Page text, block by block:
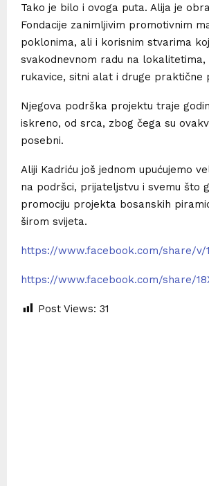
Tako je bilo i ovoga puta. Alija je
Fondacije zanimljivim promotivnim
poklonima, ali i korisnim stvarima
svakodnevnom radu na lokalitetima,
rukavice, sitni alat i druge praktične
Njegova podrška projektu traje
iskreno, od srca, zbog čega su
posebni.
Aliji Kadriću još jednom upućujemo
na podršci, prijateljstvu i svemu što
promociju projekta bosanskih
širom svijeta.
https://www.facebook.com/share/v/
https://www.facebook.com/share/
Post Views: 31